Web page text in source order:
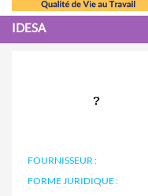
IDESA
FOURNISSEUR :
FORME JURIDIQUE :